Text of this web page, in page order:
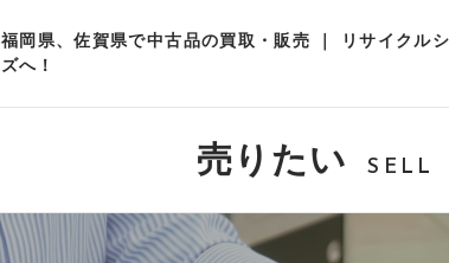
福岡県、佐賀県で中古品の買取・販売 ｜ リサイクル
ズへ！
売りたい SELL